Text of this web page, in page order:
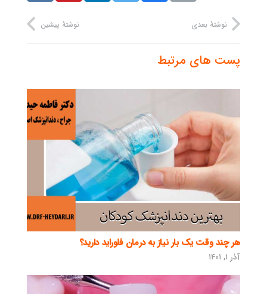
نوشتهٔ پیشین نوشتهٔ بعدی
پست های مرتبط
هر چند وقت یک بار نیاز به درمان فلوراید دارید؟
آذر ۱, ۱۴۰۱